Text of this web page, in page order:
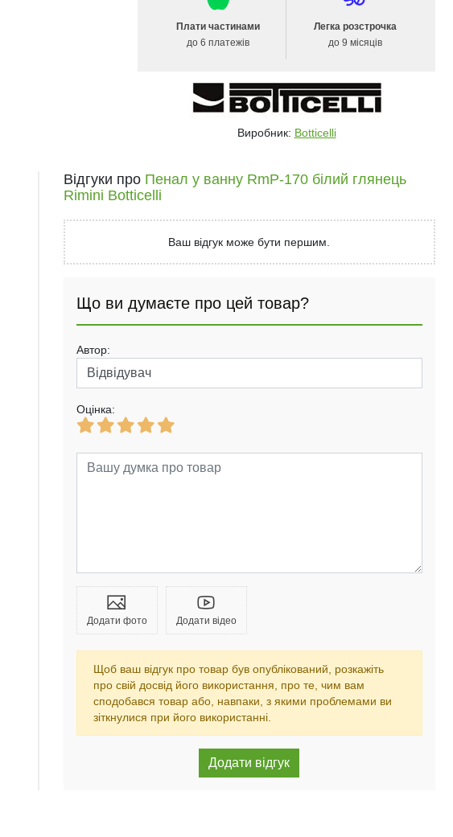
Плати частинами
до 6 платежів
Легка розстрочка
до 9 місяців
Виробник: Botticelli
Відгуки про Пенал у ванну RmP-170 білий глянець
Rimini Botticelli
Ваш відгук може бути першим.
Що ви думаєте про цей товар?
Автор:
Оцінка:
Додати фото Додати відео
Щоб ваш відгук про товар був опублікований, розкажіть
про свій досвід його використання, про те, чим вам
сподобався товар або, навпаки, з якими проблемами ви
зіткнулися при його використанні.